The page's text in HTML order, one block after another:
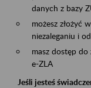
danych z bazy
możesz złożyć
niezaleganiu i
masz dostęp
e-ZLA
Jeśli jesteś